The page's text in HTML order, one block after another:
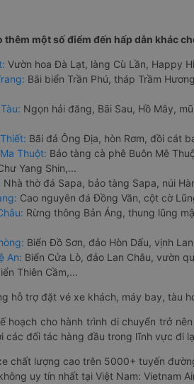
thêm một số điểm đến hấp dẫn khác
Vườn hoa Đà Lạt, làng Cù Lần, Happy
Bãi biển Trần Phú, tháp Trầm
Ngọn hải đăng, Bãi Sau, Hồ Mây,
Bãi đá Ông Địa, hòn Rơm, đồi cát
Thuột: Bảo tàng cà phê Buôn Mê
Yang Shin,...
Nhà thờ đá Sapa, bảo tàng Sapa, núi
Cao nguyên đá Đồng Văn, cột cờ
Rừng thông Bản Áng, thung lũng
Biển Đồ Sơn, đảo Hòn Dấu, vịnh
An: Biển Cửa Lò, đảo Lan Châu, vườn
Thiên Cầm,...
hỗ trợ đặt vé xe khách, máy bay, tàu
hoạch cho hành trình di chuyển trở
các đối tác hàng đầu trong lĩnh vực đi
chất lượng cao trên 5000+ tuyến
uy tín nhất tại Việt Nam: Vietnam